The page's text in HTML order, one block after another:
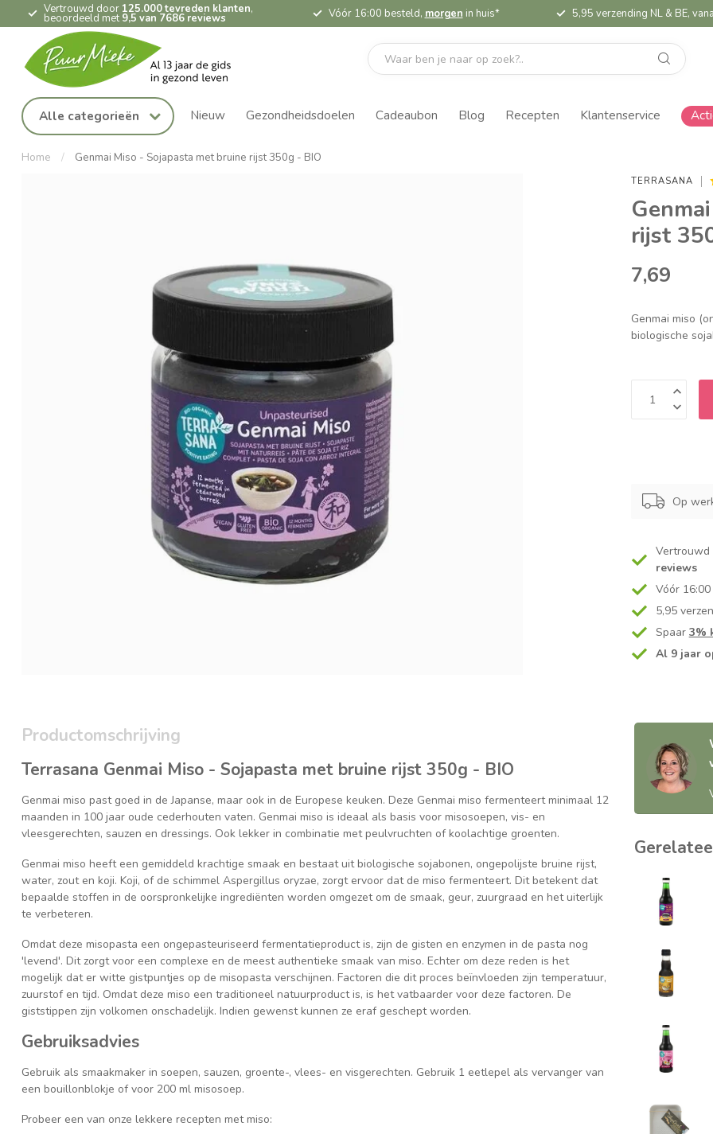
Vertrouwd door 125.000 tevreden klanten,
beoordeeld met 9,5 van 7686 reviews Vóór 16:00 besteld, morgen in huis* 5,95 verzending NL & BE,
Alle categorieën Nieuw Gezondheidsdoelen Cadeaubon Blog Recepten Klantenservice
Home / Genmai Miso - Sojapasta met bruine rijst 350g - BIO
TERRASANA
rijst
7,69
Genmai miso
biologische
Op
Vertrouwd
reviews
Vóór
5,95
Spaar 3%
Al 9 jaar
Productomschrijving
Terrasana Genmai Miso - Sojapasta met bruine rijst 350g - BIO
Genmai miso past goed in de Japanse, maar ook in de Europese keuken. Deze Genmai miso fermenteert minimaal 12
maanden in 100 jaar oude cederhouten vaten. Genmai miso is ideaal als basis voor misosoepen, vis- en
vleesgerechten, sauzen en dressings. Ook lekker in combinatie met peulvruchten of koolachtige groenten.
Genmai miso heeft een gemiddeld krachtige smaak en bestaat uit biologische sojabonen, ongepolijste bruine rijst,
water, zout en koji. Koji, of de schimmel Aspergillus oryzae, zorgt ervoor dat de miso fermenteert. Dit betekent dat
bepaalde stoffen in de oorspronkelijke ingrediënten worden omgezet om de smaak, geur, zuurgraad en het uiterlijk
te verbeteren.
Omdat deze misopasta een ongepasteuriseerd fermentatieproduct is, zijn de gisten en enzymen in de pasta nog
'levend'. Dit zorgt voor een complexe en de meest authentieke smaak van miso. Echter om deze reden is het
mogelijk dat er witte gistpuntjes op de misopasta verschijnen. Factoren die dit proces beïnvloeden zijn temperatuur,
zuurstof en tijd. Omdat deze miso een traditioneel natuurproduct is, is het vatbaarder voor deze factoren. De
giststippen zijn volkomen onschadelijk. Indien gewenst kunnen ze eraf geschept worden.
Gebruiksadvies
Gebruik als smaakmaker in soepen, sauzen, groente-, vlees- en visgerechten. Gebruik 1 eetlepel als vervanger van
een bouillonblokje of voor 200 ml misosoep.
Probeer een van onze lekkere recepten met miso: